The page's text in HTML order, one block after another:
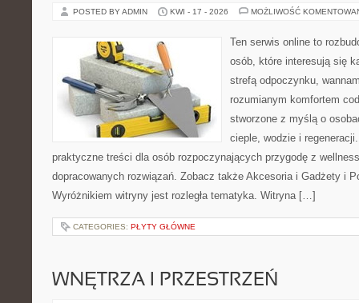
POSTED BY ADMIN KWI - 17 - 2026 MOŻLIWOŚĆ
Ten serwis online to
osób, które interesują się
strefą odpoczynku,
rozumianym komfortem
stworzone z myślą o
cieple, wodzie i
praktyczne treści dla osób rozpoczynających przygodę z
dopracowanych rozwiązań. Zobacz także Akcesoria i Gadżety i
Wyróżnikiem witryny jest rozległa tematyka. Witryna […]
CATEGORIES: PŁYTY GŁÓWNE
WNĘTRZA I PRZESTRZEŃ